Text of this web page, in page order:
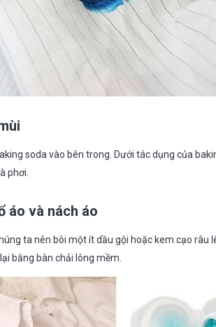
soda vào bên trong. Dưới tác dụng của
phơi.
áo và nách áo
ta nên bôi một ít dầu gội hoặc kem cạo râu
bằng bàn chải lông mềm.